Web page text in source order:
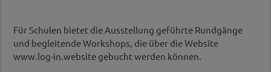
Für Schulen bietet die Ausstellung geführte Rundgänge
und begleitende Workshops, die über die Website
www.log-in.website gebucht werden können.